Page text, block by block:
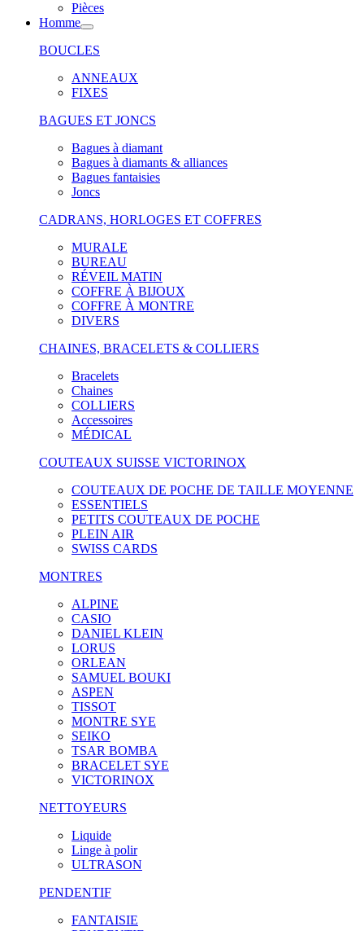
Pièces
Homme
BOUCLES
ANNEAUX
FIXES
BAGUES ET JONCS
Bagues à diamant
Bagues à diamants & alliances
Bagues fantaisies
Joncs
CADRANS, HORLOGES ET COFFRES
MURALE
BUREAU
RÉVEIL MATIN
COFFRE À BIJOUX
COFFRE À MONTRE
DIVERS
CHAINES, BRACELETS & COLLIERS
Bracelets
Chaines
COLLIERS
Accessoires
MÉDICAL
COUTEAUX SUISSE VICTORINOX
COUTEAUX DE POCHE DE TAILLE MOYENNE
ESSENTIELS
PETITS COUTEAUX DE POCHE
PLEIN AIR
SWISS CARDS
MONTRES
ALPINE
CASIO
DANIEL KLEIN
LORUS
ORLEAN
SAMUEL BOUKI
ASPEN
TISSOT
MONTRE SYE
SEIKO
TSAR BOMBA
BRACELET SYE
VICTORINOX
NETTOYEURS
Liquide
Linge à polir
ULTRASON
PENDENTIF
FANTAISIE